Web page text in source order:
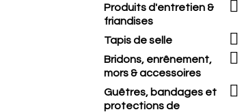
Produits d'entretien &
friandises

Tapis de selle 
Bridons, enrênement,
mors & accessoires

Guêtres, bandages et
protections de
